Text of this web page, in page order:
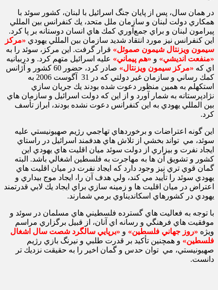
در همان سال، پس از پايان جنگ اسرائيل با لبنان، كشور سوئد با
همكاري دولت لبنان و سازمان ملل متحد، يك كنفرانس بين المللي
پيرامون لبنان و براي جمع‌آوري كمك ‌هاي انسان دوستانه بر پا كرد.
اين كنفرانس نيز مورد انتقاد شديد سازمان بين المللي يهودي «مركز
سيمون ويزنتال شيمون صموئل» قرار گرفت. اين مركز، سوئد را به
«منفعت انديشي» و «هم پيماني» عليه اسرائيل متهم كرد. و دربيانيه
‌اي كه «مركز سيمون ويزنتال»
صادر كرد، حضور 60 كشور و آژانس
كمك‌ رساني و سازمان غير دولتي كه در 31 آگوست 2006 به
استكهلم به همين منظور دعوت شده بودند يك جريان سازي
نژاد‌پرستانه به شمار آورد و از اين كه دولت اسرائيل و سازمان ‌هاي
بين المللي يهودي به اين كنفرانس دعوت نشده بودند، ابراز تأسف
كرد.
اين گونه اعتراضات و برخوردهاي تهاجمي رژيم صهيونيستي عليه
سوئد، مي تواند بخشي از تلاش ‌هاي هدفمند اسرائيل در راستاي
ايجاد نفرت و بيزاري از دولت سوئد ميان اقليت ‌هاي يهودي اين
كشور و تشويق آن‌ ها به مهاجرت به فلسطين اشغالي باشد. البته
گمان قوي ‌تري نيز وجود دارد كه ايجاد نفرت در ميان اقليت هاي
يهودي سوئد را تأييد مي كند، ولي هدف آن را، ايجاد موج بيداري و
اعتراض در ميان اقليت ‌ها و زمينه ‌سازي براي ايجاد يك لابي قدرتمند
يهودي در كشورهاي اسكانديناوي برمي شمارند.
با توجه به فعاليت ‌هاي گسترده فلسطيني‌ هاي مسلمان در سوئد و
موفقيت ‌هاي فرهنگي و رسانه‌ اي آنان، از قبيل برگزاري مراسم
ويژه «روز جهاني فلسطين» و «برپايي سالگرد شصت سال اشغال
فلسطين» و همچنين تأكيد بر قدرت طلبي و نيرنگ بازي رژيم
صهيونيستي، مي توان حدس و گمان اخير را به حقيقت نزديك تر
دانست.